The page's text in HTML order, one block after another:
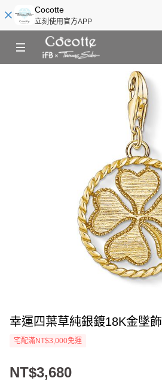
Cocotte
立刻使用官方APP
幸運四葉草純銀鍍18K金墜飾
宅配滿NT$3,000免運
NT$3,680